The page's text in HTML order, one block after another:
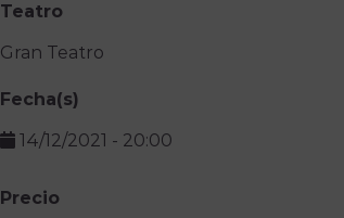
Teatro
Gran Teatro
Fecha(s)
14/12/2021 - 20:00
Precio